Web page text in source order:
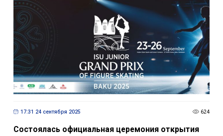
17:31 24 сентября 2025 624
Состоялась официальная церемония открытия